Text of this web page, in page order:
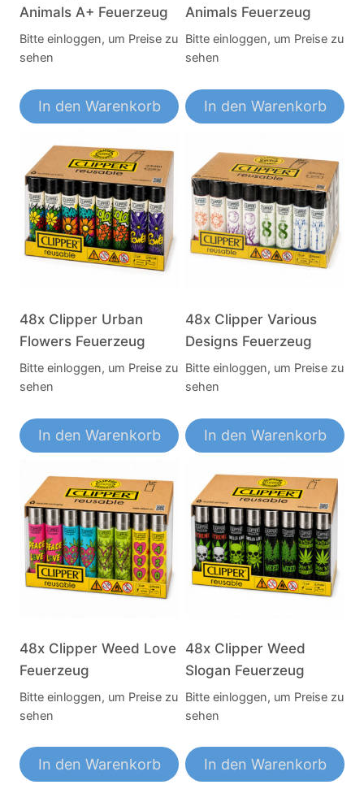
Animals A+ Feuerzeug
Bitte einloggen, um Preise zu
sehen
In den Warenkorb
Animals Feuerzeug
Bitte einloggen, um Preise zu
sehen
In den Warenkorb
48x Clipper Urban
Flowers Feuerzeug
Bitte einloggen, um Preise zu
sehen
In den Warenkorb
48x Clipper Various
Designs Feuerzeug
Bitte einloggen, um Preise zu
sehen
In den Warenkorb
48x Clipper Weed Love
Feuerzeug
Bitte einloggen, um Preise zu
sehen
In den Warenkorb
48x Clipper Weed
Slogan Feuerzeug
Bitte einloggen, um Preise zu
sehen
In den Warenkorb